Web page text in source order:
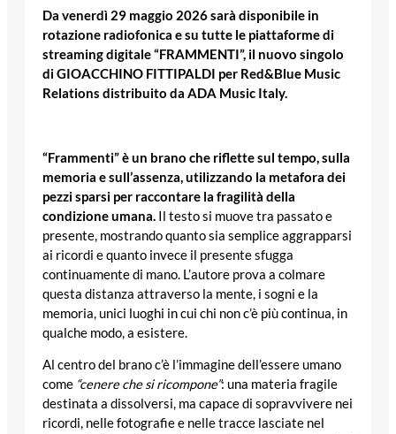
Da venerdì 29 maggio 2026 sarà disponibile in
rotazione radiofonica e su tutte le piattaforme di
streaming digitale “FRAMMENTI”, il nuovo singolo
di GIOACCHINO FITTIPALDI per Red&Blue Music
Relations distribuito da ADA Music Italy.
“Frammenti” è un brano che riflette sul tempo, sulla
memoria e sull’assenza, utilizzando la metafora dei
pezzi sparsi per raccontare la fragilità della
condizione umana. Il testo si muove tra passato e
presente, mostrando quanto sia semplice aggrapparsi
ai ricordi e quanto invece il presente sfugga
continuamente di mano. L’autore prova a colmare
questa distanza attraverso la mente, i sogni e la
memoria, unici luoghi in cui chi non c’è più continua, in
qualche modo, a esistere.
Al centro del brano c’è l’immagine dell’essere umano
come “cenere che si ricompone”: una materia fragile
destinata a dissolversi, ma capace di sopravvivere nei
ricordi, nelle fotografie e nelle tracce lasciate nel